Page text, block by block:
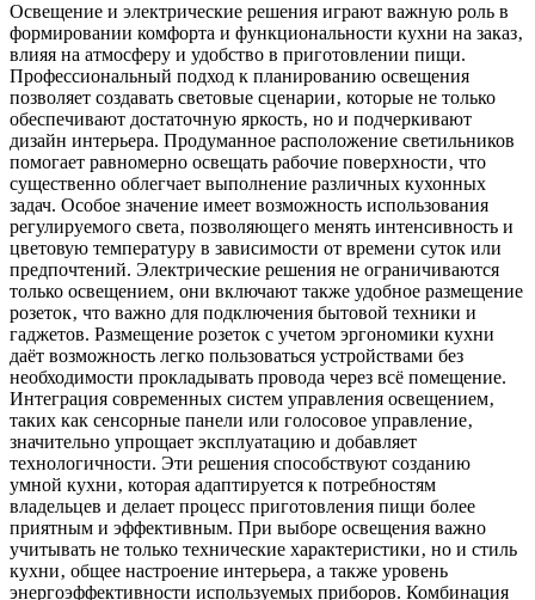
Освещение и электрические решения играют важную роль в
формировании комфорта и функциональности кухни на заказ‚
влияя на атмосферу и удобство в приготовлении пищи.
Профессиональный подход к планированию освещения
позволяет создавать световые сценарии‚ которые не только
обеспечивают достаточную яркость‚ но и подчеркивают
дизайн интерьера. Продуманное расположение светильников
помогает равномерно освещать рабочие поверхности‚ что
существенно облегчает выполнение различных кухонных
задач. Особое значение имеет возможность использования
регулируемого света‚ позволяющего менять интенсивность и
цветовую температуру в зависимости от времени суток или
предпочтений. Электрические решения не ограничиваются
только освещением‚ они включают также удобное размещение
розеток‚ что важно для подключения бытовой техники и
гаджетов. Размещение розеток с учетом эргономики кухни
даёт возможность легко пользоваться устройствами без
необходимости прокладывать провода через всё помещение.
Интеграция современных систем управления освещением‚
таких как сенсорные панели или голосовое управление‚
значительно упрощает эксплуатацию и добавляет
технологичности. Эти решения способствуют созданию
умной кухни‚ которая адаптируется к потребностям
владельцев и делает процесс приготовления пищи более
приятным и эффективным. При выборе освещения важно
учитывать не только технические характеристики‚ но и стиль
кухни‚ общее настроение интерьера‚ а также уровень
энергоэффективности используемых приборов. Комбинация